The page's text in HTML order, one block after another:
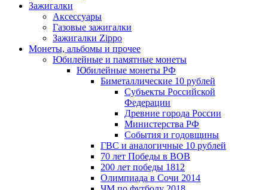
Зажигалки
Аксессуары
Газовые зажигалки
Зажигалки Zippo
Монеты, альбомы и прочее
Юбилейные и памятные монеты
Юбилейные монеты РФ
Биметаллические 10 рублей
Субъекты Российской
Федерации
Древние города России
Министерства РФ
События и годовщины
ГВС и аналогичные 10 рублей
70 лет Победы в ВОВ
200 лет победы 1812
Олимпиада в Сочи 2014